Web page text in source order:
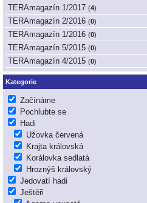
TERAmagazín 1/2017 (4)
TERAmagazín 2/2016 (0)
TERAmagazín 1/2016 (0)
TERAmagazín 5/2015 (0)
TERAmagazín 4/2015 (0)
Kategorie
Začínáme
Pochlubte se
Hadi
Užovka červená
Krajta královská
Korálovka sedlatá
Hroznýš královský
Jedovatí hadi
Ještěři